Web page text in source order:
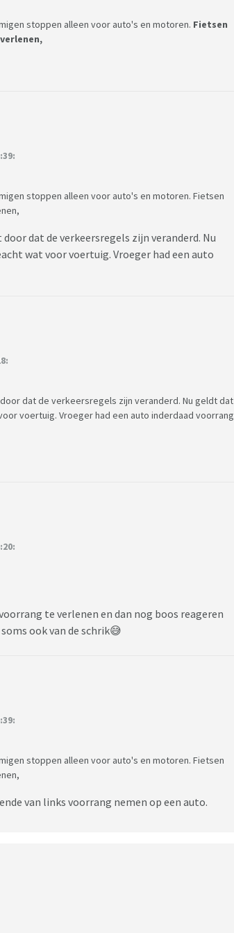
stoppen alleen voor auto's en motoren. Fietsen
stoppen alleen voor auto's en motoren. Fietsen
dat de verkeersregels zijn veranderd. Nu
wat voor voertuig. Vroeger had een auto
dat de verkeersregels zijn veranderd. Nu geldt dat
voertuig. Vroeger had een auto inderdaad voorrang
te verlenen en dan nog boos reageren
ook van de schrik😅
stoppen alleen voor auto's en motoren. Fietsen
van links voorrang nemen op een auto.